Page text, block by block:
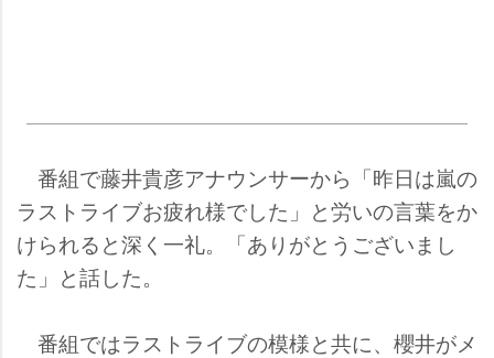
番組で藤井貴彦アナウンサーから「昨日は嵐の
ラストライブお疲れ様でした」と労いの言葉をか
けられると深く一礼。「ありがとうございまし
た」と話した。
番組ではラストライブの模様と共に、櫻井がメ